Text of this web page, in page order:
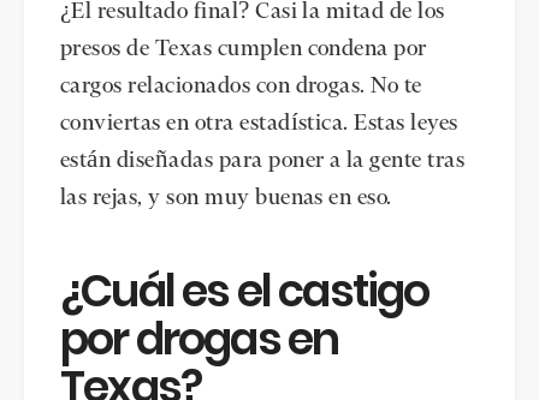
¿El resultado final? Casi la mitad de los
presos de Texas cumplen condena por
cargos relacionados con drogas. No te
conviertas en otra estadística. Estas leyes
están diseñadas para poner a la gente tras
las rejas, y son muy buenas en eso.
¿Cuál es el castigo
por drogas en
Texas?